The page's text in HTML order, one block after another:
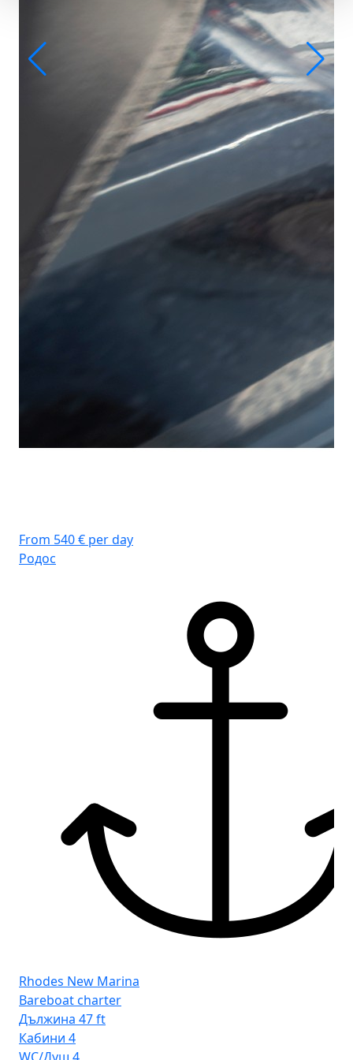
From 540 € per day
Родос
Rhodes New Marina
Bareboat charter
Дължина 47 ft
Кабини 4